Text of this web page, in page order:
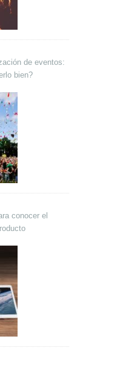
de eventos:
bien?
conocer el